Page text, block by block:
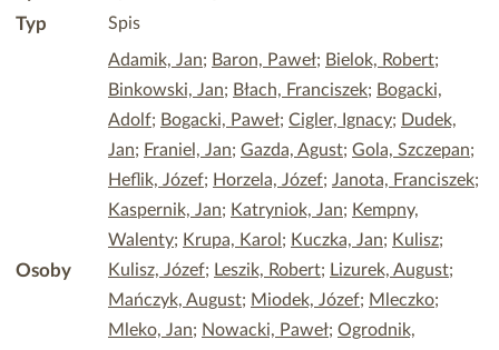
Typ Spis
Osoby
Adamik, Jan; Baron, Paweł; Bielok, Robert;
Binkowski, Jan; Błach, Franciszek; Bogacki,
Adolf; Bogacki, Paweł; Cigler, Ignacy; Dudek,
Jan; Franiel, Jan; Gazda, Agust; Gola, Szczepan;
Heflik, Józef; Horzela, Józef; Janota, Franciszek;
Kaspernik, Jan; Katryniok, Jan; Kempny,
Walenty; Krupa, Karol ; Kuczka, Jan; Kulisz;
Kulisz, Józef; Leszik, Robert; Lizurek, August;
Mańczyk, August; Miodek, Józef; Mleczko;
Mleko, Jan; Nowacki, Paweł; Ogrodnik,